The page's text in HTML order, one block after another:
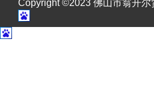
Copyright ©2023 佛山市翁开